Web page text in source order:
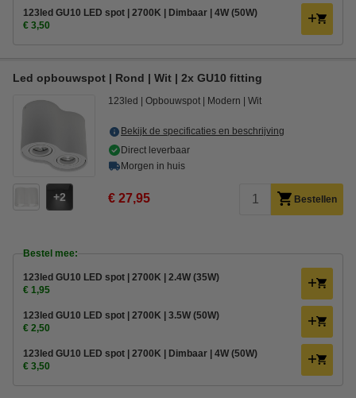
123led GU10 LED spot | 2700K | Dimbaar | 4W (50W)
€ 3,50
Led opbouwspot | Rond | Wit | 2x GU10 fitting
2
123led Opbouwspot Modern Wit
Bekijk de specificaties en beschrijving
Direct leverbaar
Morgen in huis
€ 27,95 Bestellen
Bestel mee:
123led GU10 LED spot | 2700K | 2.4W (35W)
€ 1,95
123led GU10 LED spot | 2700K | 3.5W (50W)
€ 2,50
123led GU10 LED spot | 2700K | Dimbaar | 4W (50W)
€ 3,50